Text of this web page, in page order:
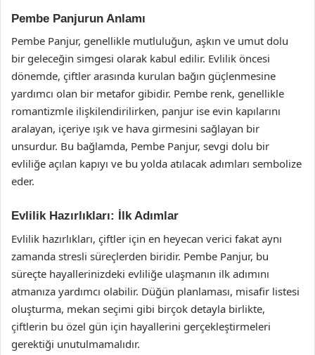
Pembe Panjurun Anlamı
Pembe Panjur, genellikle mutluluğun, aşkın ve umut dolu
bir geleceğin simgesi olarak kabul edilir. Evlilik öncesi
dönemde, çiftler arasında kurulan bağın güçlenmesine
yardımcı olan bir metafor gibidir. Pembe renk, genellikle
romantizmle ilişkilendirilirken, panjur ise evin kapılarını
aralayan, içeriye ışık ve hava girmesini sağlayan bir
unsurdur. Bu bağlamda, Pembe Panjur, sevgi dolu bir
evliliğe açılan kapıyı ve bu yolda atılacak adımları sembolize
eder.
Evlilik Hazırlıkları: İlk Adımlar
Evlilik hazırlıkları, çiftler için en heyecan verici fakat aynı
zamanda stresli süreçlerden biridir. Pembe Panjur, bu
süreçte hayallerinizdeki evliliğe ulaşmanın ilk adımını
atmanıza yardımcı olabilir. Düğün planlaması, misafir listesi
oluşturma, mekan seçimi gibi birçok detayla birlikte,
çiftlerin bu özel gün için hayallerini gerçekleştirmeleri
gerektiği unutulmamalıdır.